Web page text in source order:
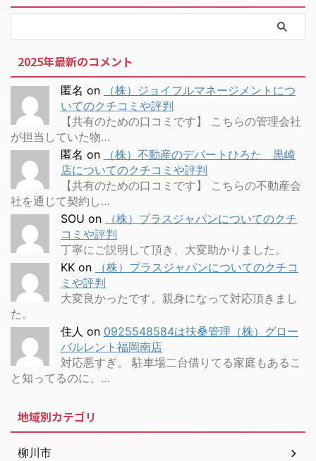
2025年最新のコメント
匿名 on
（株）ジョイフルマネージメントにつ
いてのクチコミや評判
【共有のための口コミです】 こちらの管理会社
が担当していた物…
匿名 on
（株）不動産のデパートひろた 黒崎
店についてのクチコミや評判
【共有のための口コミです】 こちらの不動産会
社を通じて契約し…
SOU on
（株）プラスジャパンについてのクチ
コミや評判
丁寧にご説明して頂き、大変助かりました。
KK on
（株）プラスジャパンについてのクチコ
ミや評判
大変良かったです。親身になって対応頂きまし
た。
住人 on 0925548584は扶桑管理（株）グロー
バルレント福岡南店
対応悪すぎ。 駐車場二台借りてる家庭もあるこ
と知ってるのに、…
地域別カテゴリ
柳川市